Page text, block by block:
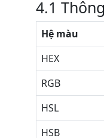
4.1
Hệ màu
HEX
RGB
HSL
HSB